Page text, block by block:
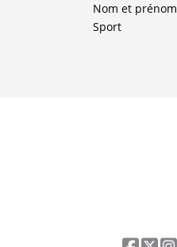
Nom et prénom
Sport